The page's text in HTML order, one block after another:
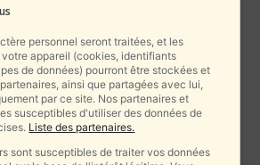
personnel seront traitées, et les
appareil (cookies, identifiants
de données) pourront être stockées et
ainsi que partagées avec lui,
par ce site. Nos partenaires et
susceptibles d'utiliser des données de
Liste des partenaires.
sont susceptibles de traiter vos données